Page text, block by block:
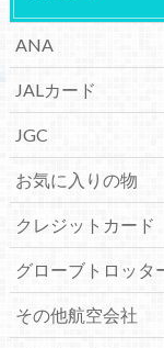
ANA
JALカード
JGC
お気に入りの物
クレジットカード
グローブトロッタ
その他航空会社